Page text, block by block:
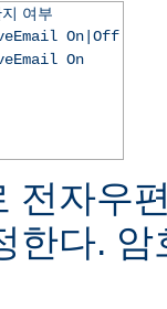
여부
On|Off
On
전자우
한다.